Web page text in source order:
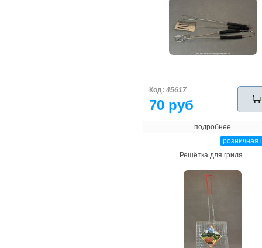
Код: 45617
70 руб
подробнее
розничная
Решётка для гриля.